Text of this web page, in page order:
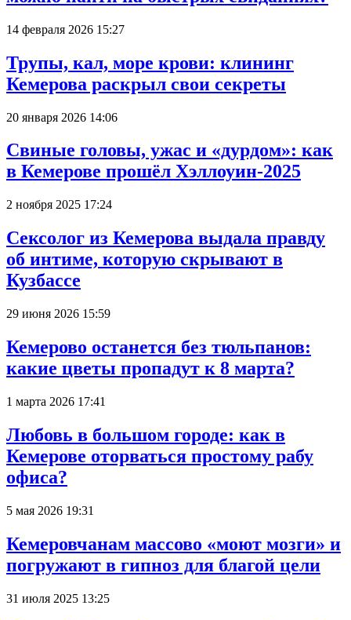
14 февраля 2026 15:27
Трупы, кал, море крови: клининг
Кемерова раскрыл свои секреты
20 января 2026 14:06
Свиные головы, ужас и «дурдом»: как
в Кемерове прошёл Хэллоуин-2025
2 ноября 2025 17:24
Сексолог из Кемерова выдала правду
об интиме, которую скрывают в
Кузбассе
29 июня 2026 15:59
Кемерово останется без тюльпанов:
какие цветы пропадут к 8 марта?
1 марта 2026 17:41
Любовь в большом городе: как в
Кемерове оторваться простому рабу
офиса?
5 мая 2026 19:31
Кемеровчанам массово «моют мозги» и
погружают в гипноз для благой цели
31 июля 2025 13:25